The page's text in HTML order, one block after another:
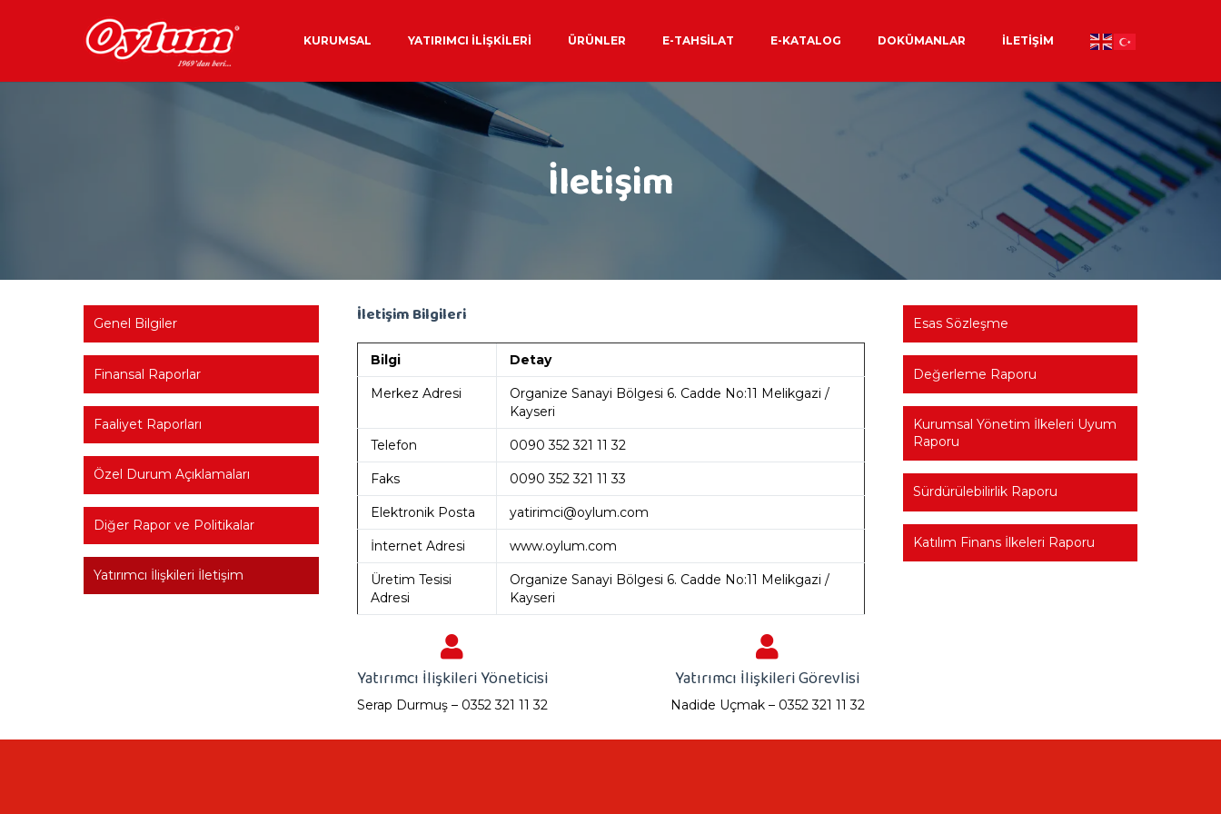
KURUMSAL YATIRIMCI İLIŞKILERI ÜRÜNLER E-TAHSILAT E-KATALOG DOKÜMANLAR İLETIŞIM
İletişim
Genel Bilgiler
Finansal Raporlar
Faaliyet Raporları
Özel Durum Açıklamaları
Diğer Rapor ve Politikalar
Yatırımcı İlişkileri İletişim
İletişim Bilgileri
Bilgi Detay
Merkez Adresi
Organize Sanayi Bölgesi 6. Cadde No:11 Melikgazi /
Kayseri
Telefon 0090 352 321 11 32
Faks 0090 352 321 11 33
Elektronik Posta yatirimci@oylum.com
İnternet Adresi www.oylum.com
Üretim Tesisi
Adresi
Organize Sanayi Bölgesi 6. Cadde No:11 Melikgazi /
Kayseri
Yatırımcı İlişkileri Yöneticisi
Serap Durmuş – 0352 321 11 32
Yatırımcı İlişkileri Görevlisi
Nadide Uçmak – 0352 321 11 32
Esas Sözleşme
Değerleme Raporu
Kurumsal Yönetim İlkeleri Uyum
Raporu
Sürdürülebilirlik Raporu
Katılım Finans İlkeleri Raporu